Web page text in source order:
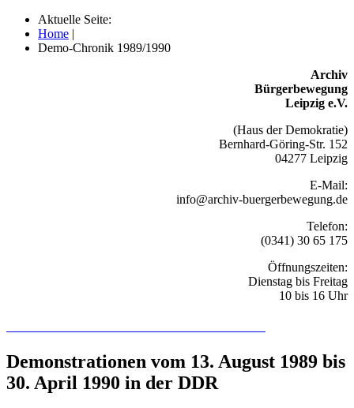
Aktuelle Seite:
Home |
Demo-Chronik 1989/1990
Archiv
Bürgerbewegung
Leipzig e.V.
(Haus der Demokratie)
Bernhard-Göring-Str. 152
04277 Leipzig
E-Mail:
info@archiv-buergerbewegung.de
Telefon:
(0341) 30 65 175
Öffnungszeiten:
Dienstag bis Freitag
10 bis 16 Uhr
Demonstrationen vom 13. August 1989 bis
30. April 1990 in der DDR